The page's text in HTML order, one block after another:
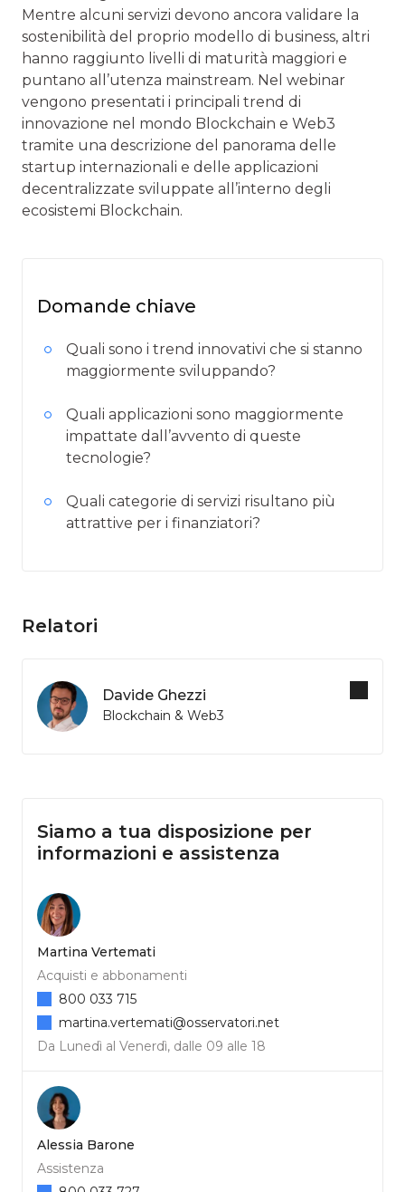
Mentre alcuni servizi devono ancora validare la
sostenibilità del proprio modello di business, altri
hanno raggiunto livelli di maturità maggiori e
puntano all’utenza mainstream. Nel webinar
vengono presentati i principali trend di
innovazione nel mondo Blockchain e Web3
tramite una descrizione del panorama delle
startup internazionali e delle applicazioni
decentralizzate sviluppate all’interno degli
ecosistemi Blockchain.
Domande chiave
Quali sono i trend innovativi che si stanno
maggiormente sviluppando?
Quali applicazioni sono maggiormente
impattate dall’avvento di queste
tecnologie?
Quali categorie di servizi risultano più
attrattive per i finanziatori?
Relatori
Davide Ghezzi
Blockchain & Web3
Siamo a tua disposizione per
informazioni e assistenza
Martina Vertemati
Acquisti e abbonamenti
Da Lunedì al Venerdì, dalle 09 alle 18
800 033 715
martina.vertemati@osservatori.net
Alessia Barone
Assistenza